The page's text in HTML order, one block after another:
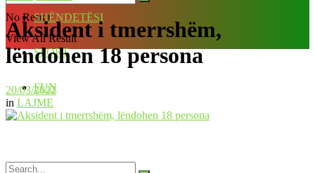
No Result
View All Result
SHËNDETËSI
SPORT
FUN
Aksident i tmerrshëm,
lëndohen 18 persona
20/03/2022
in LAJME